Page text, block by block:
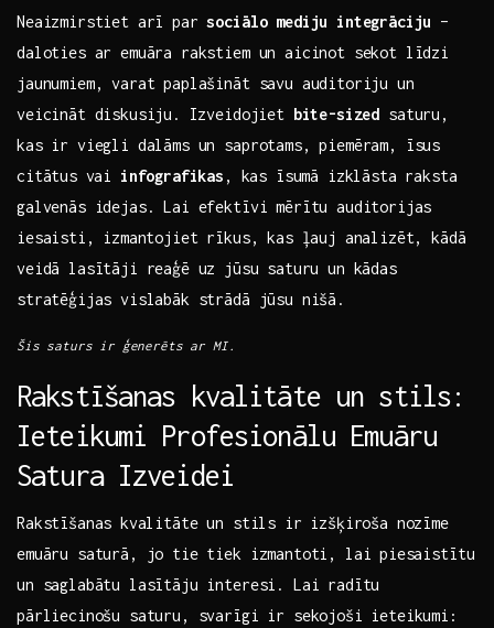
Neaizmirstiet arī parsociālo mediju integrāciju ⁤–
daloties ar emuāra rakstiem un aicinot‌ sekot līdzi
jaunumiem, varat paplašināt savu auditoriju un
veicināt‌ diskusiju. ⁣Izveidojiet bite-sized saturu,
kas ir viegli dalāms un saprotams, piemēram, īsus
citātus ⁣vai‌ infografikas ,⁣ kas īsumā izklāsta raksta
galvenās idejas. Lai efektīvi mērītu auditorijas
iesaisti,⁢ izmantojiet rīkus,‌ kas ļauj analizēt, kādā
veidā lasītāji reaģē uz ⁤jūsu saturu un kādas
stratēģijas vislabāk strādā jūsu nišā.
Šis saturs ir ģenerēts ar MI.
Rakstīšanas kvalitāte un ‍stils:⁣
Ieteikumi Profesionālu Emuāru
Satura Izveidei
Rakstīšanas⁤ kvalitāte un stils ​ir izšķiroša nozīme
emuāru saturā, jo tie tiek izmantoti, lai ⁤piesaistītu
un ​saglabātu lasītāju ‍interesi. Lai‍ radītu ​
pārliecinošu saturu, svarīgi ir sekojoši ieteikumi: